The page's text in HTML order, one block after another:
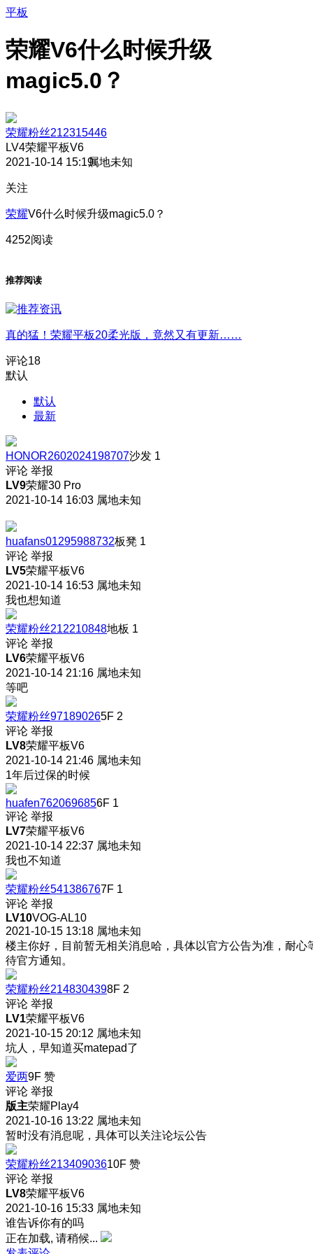
平板
荣耀V6什么时候升级
magic5.0？
荣耀粉丝212315446
LV4荣耀平板V6
2021-10-14 15:19属地未知
关注
荣耀V6什么时候升级magic5.0？
4252阅读
推荐阅读
真的猛！荣耀平板20柔光版，竟然又有更新……
评论18
默认
默认
最新
HONOR2602024198707沙发 1
评论 举报
LV9荣耀30 Pro
2021-10-14 16:03 属地未知
huafans01295988732板凳 1
评论 举报
LV5荣耀平板V6
2021-10-14 16:53 属地未知
我也想知道
荣耀粉丝212210848地板 1
评论 举报
LV6荣耀平板V6
2021-10-14 21:16 属地未知
等吧
荣耀粉丝971890265F 2
评论 举报
LV8荣耀平板V6
2021-10-14 21:46 属地未知
1年后过保的时候
huafen7620696856F 1
评论 举报
LV7荣耀平板V6
2021-10-14 22:37 属地未知
我也不知道
荣耀粉丝541386767F 1
评论 举报
LV10VOG-AL10
2021-10-15 13:18 属地未知
楼主你好，目前暂无相关消息哈，具体以官方公告为准，耐心
待官方通知。
荣耀粉丝2148304398F 2
评论 举报
LV1荣耀平板V6
2021-10-15 20:12 属地未知
坑人，早知道买matepad了
爱两9F 赞
评论 举报
版主荣耀Play4
2021-10-16 13:22 属地未知
暂时没有消息呢，具体可以关注论坛公告
荣耀粉丝21340903610F 赞
评论 举报
LV8荣耀平板V6
2021-10-16 15:33 属地未知
谁告诉你有的吗
正在加载, 请稍候...